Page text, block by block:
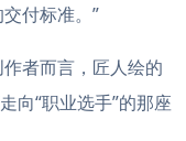
付标准。”
者而言，匠人绘的
向“职业选手”的那座